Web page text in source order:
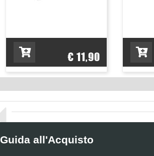
€ 11,90
Guida all'Acquisto